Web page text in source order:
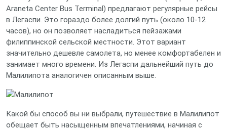
Araneta Center Bus Terminal) предлагают регулярные рейсы
в Легаспи. Это гораздо более долгий путь (около 10-12
часов), но он позволяет насладиться пейзажами
филиппинской сельской местности. Этот вариант
значительно дешевле самолета, но менее комфортабелен и
занимает много времени. Из Легаспи дальнейший путь до
Малилипота аналогичен описанным выше.
Какой бы способ вы ни выбрали, путешествие в Малилипот
обещает быть насыщенным впечатлениями, начиная с